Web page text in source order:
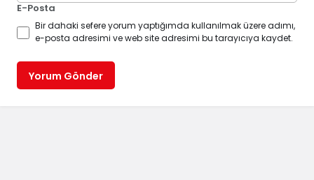
E-Posta
Bir dahaki sefere yorum yaptığımda kullanılmak üzere adımı,
e-posta adresimi ve web site adresimi bu tarayıcıya kaydet.
Yorum Gönder